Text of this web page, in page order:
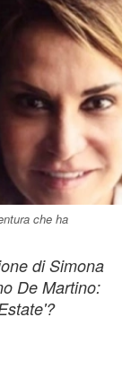
che ha
di Simona
De Martino: